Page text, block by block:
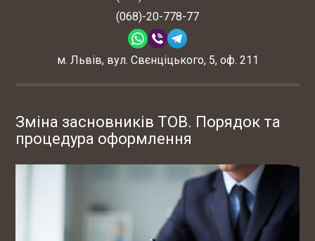
(068)-20-778-77
м. Львів, вул. Свєнціцького, 5, оф. 211
Зміна засновників ТОВ. Порядок та
процедура оформлення